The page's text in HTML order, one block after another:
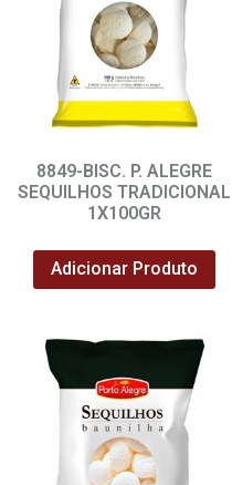
8849-BISC. P. ALEGRE
SEQUILHOS TRADICIONAL
1X100GR
Adicionar Produto